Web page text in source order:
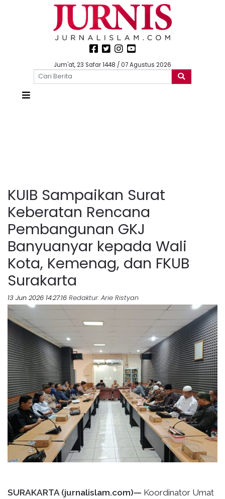
Jum'at, 23 Safar 1448 / 07 Agustus 2026
KUIB Sampaikan Surat
Keberatan Rencana
Pembangunan GKJ
Banyuanyar kepada Wali
Kota, Kemenag, dan FKUB
Surakarta
13 Jun 2026 14:27:16 Redaktur: Arie Ristyan
SURAKARTA (jurnalislam.com)— Koordinator Umat